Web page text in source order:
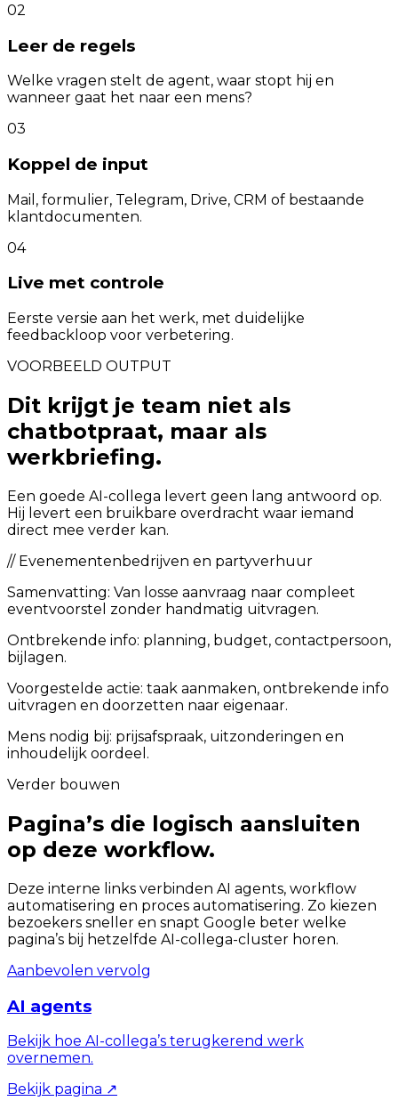
02
Leer de regels
Welke vragen stelt de agent, waar stopt hij en
wanneer gaat het naar een mens?
03
Koppel de input
Mail, formulier, Telegram, Drive, CRM of bestaande
klantdocumenten.
04
Live met controle
Eerste versie aan het werk, met duidelijke
feedbackloop voor verbetering.
VOORBEELD OUTPUT
Dit krijgt je team niet als
chatbotpraat, maar als
werkbriefing.
Een goede AI-collega levert geen lang antwoord op.
Hij levert een bruikbare overdracht waar iemand
direct mee verder kan.
// Evenementenbedrijven en partyverhuur
Samenvatting: Van losse aanvraag naar compleet
eventvoorstel zonder handmatig uitvragen.
Ontbrekende info: planning, budget, contactpersoon,
bijlagen.
Voorgestelde actie: taak aanmaken, ontbrekende info
uitvragen en doorzetten naar eigenaar.
Mens nodig bij: prijsafspraak, uitzonderingen en
inhoudelijk oordeel.
Verder bouwen
Pagina’s die logisch aansluiten
op deze workflow.
Deze interne links verbinden AI agents, workflow
automatisering en proces automatisering. Zo kiezen
bezoekers sneller en snapt Google beter welke
pagina’s bij hetzelfde AI-collega-cluster horen.
Aanbevolen vervolg
AI agents
Bekijk hoe AI-collega’s terugkerend werk
overnemen.
Bekijk pagina ↗